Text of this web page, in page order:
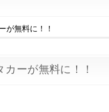
が無料に！！
ーが無料に！！